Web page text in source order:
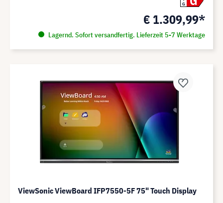
G
€ 1.309,99*
Lagernd. Sofort versandfertig. Lieferzeit 5-7 Werktage
ViewSonic ViewBoard IFP7550-5F 75" Touch Display